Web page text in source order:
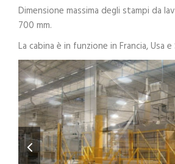
Dimensione massima degli stampi da
700 mm.
La cabina è in funzione in Francia, Usa e